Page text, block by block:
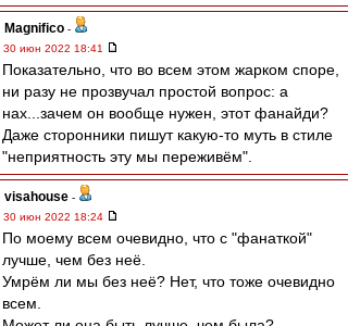
Magnifico -
30 июн 2022 18:41
Показательно, что во всем этом жарком споре,
ни разу не прозвучал простой вопрос: а
нах...зачем он вообще нужен, этот фанайди?
Даже сторонники пишут какую-то муть в стиле
"неприятность эту мы переживём".
visahouse -
30 июн 2022 18:24
По моему всем очевидно, что с "фанаткой"
лучше, чем без неё.
Умрём ли мы без неё? Нет, что тоже очевидно
всем.